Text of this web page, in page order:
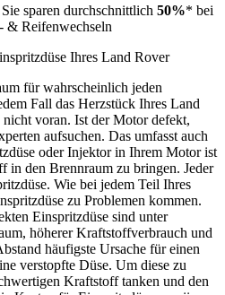
sparen durchschnittlich 50%* bei
& Reifenwechseln
Ihres Land Rover
für wahrscheinlich jeden
Fall das Herzstück Ihres Land
voran. Ist der Motor defekt,
aufsuchen. Das umfasst auch
oder Injektor in Ihrem Motor ist
den Brennraum zu bringen. Jeder
Wie bei jedem Teil Ihres
zu Problemen kommen.
Einspritzdüse sind unter
höherer Kraftstoffverbrauch und
häufigste Ursache für einen
verstopfte Düse. Um diese zu
Kraftstoff tanken und den